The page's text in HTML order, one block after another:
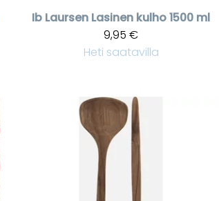
Ib Laursen Lasinen kulho 1500 ml
9,95 €
Heti saatavilla
Tuotteet‪»